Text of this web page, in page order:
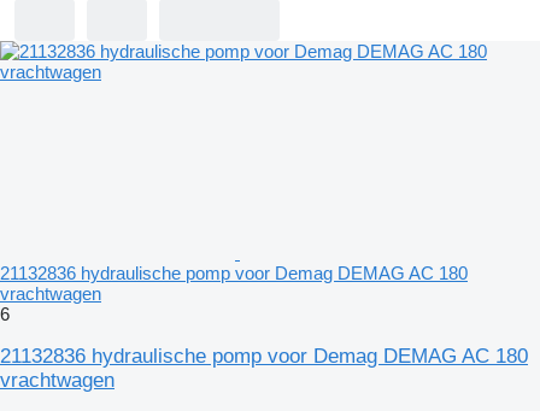
21132836 hydraulische pomp voor Demag DEMAG AC 180
vrachtwagen
6
21132836 hydraulische pomp voor Demag DEMAG AC 180
vrachtwagen